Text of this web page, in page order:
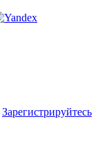
Зарегистрируйтесь